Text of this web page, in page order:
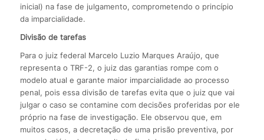
inicial) na fase de julgamento, comprometendo o princípio
da imparcialidade.
Divisão de tarefas
Para o juiz federal Marcelo Luzio Marques Araújo, que
representa o TRF-2, o juiz das garantias rompe com o
modelo atual e garante maior imparcialidade ao processo
penal, pois essa divisão de tarefas evita que o juiz que vai
julgar o caso se contamine com decisões proferidas por ele
próprio na fase de investigação. Ele observou que, em
muitos casos, a decretação de uma prisão preventiva, por